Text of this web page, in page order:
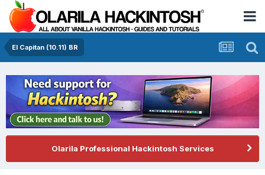
El Capitan (10.11) BR
Olarila Professional Hackintosh Services